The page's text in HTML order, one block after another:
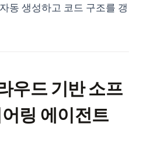
기능 구현하기
상의 상호작용 확장
하는가? 1분으로 설명
Commands from Python
Iterables with Examples
Conda 완전 가이드
보자를 위한 완벽한 안내서
동 생성하고 코드 구조를 갱
우드 기반 소프
링 에이전트